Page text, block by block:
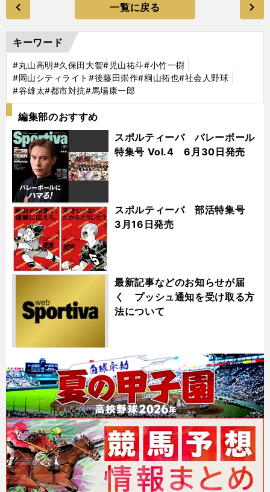
一覧に戻る
キーワード
#丸山高明#久保田大智#児山祐斗#小竹一樹
#岡山シティライト#後藤田崇作#桐山拓也#社会人野球
#谷雄太#都市対抗#馬場康一郎
編集部のおすすめ
スポルティーバ バレーボール
特集号 Vol.4 6月30日発売
スポルティーバ 部活特集号
3月16日発売
最新記事などのお知らせが届
く プッシュ通知を受け取る方
法について